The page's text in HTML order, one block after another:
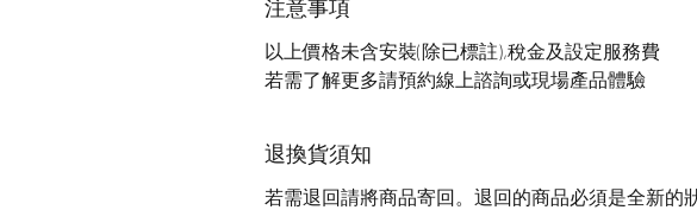
注意事項
以上價格未含安裝(除已標註),稅金及設定服務費
若需了解更多請預約線上諮詢或現場產品體驗
退換貨須知
若需退回請將商品寄回。退回的商品必須是全新的